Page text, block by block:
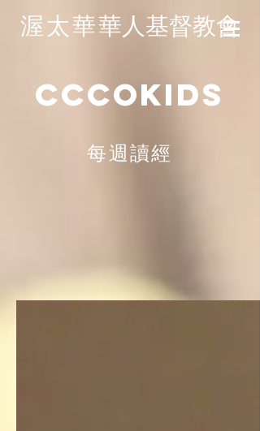
渥太華華人基督教會
CCCOKIDS
每週讀經